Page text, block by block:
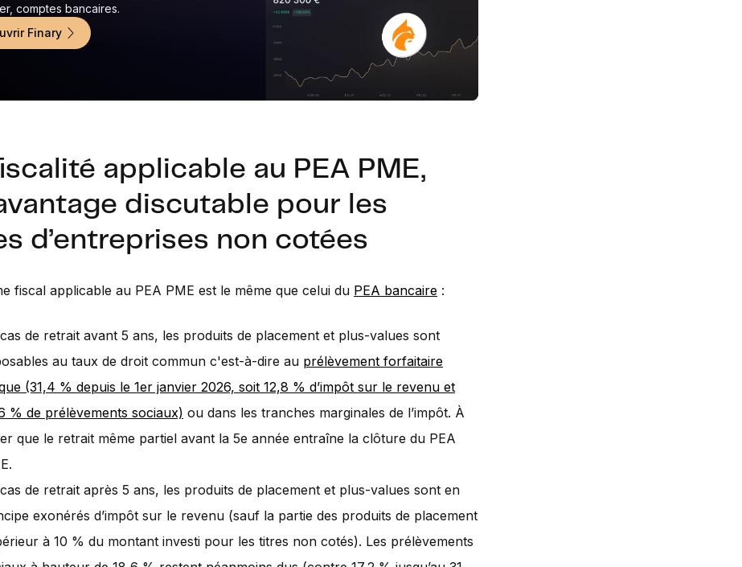
comptes bancaires.
Finary
applicable au PEA PME,
discutable pour les
d’entreprises non cotées
fiscal applicable au PEA PME est le même que celui du PEA bancaire :
de retrait avant 5 ans, les produits de placement et plus-values sont
au taux de droit commun c'est-à-dire au prélèvement forfaitaire
(31,4 % depuis le 1er janvier 2026, soit 12,8 % d’impôt sur le revenu et
% de prélèvements sociaux) ou dans les tranches marginales de l’impôt. À
que le retrait même partiel avant la 5e année entraîne la clôture du PEA
de retrait après 5 ans, les produits de placement et plus-values sont en
exonérés d’impôt sur le revenu (sauf la partie des produits de placement
à 10 % du montant investi pour les titres non cotés). Les prélèvements